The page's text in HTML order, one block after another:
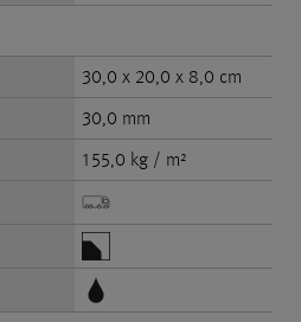
30,0 x 20,0 x 8,0 cm
30,0 mm
155,0 kg / m²